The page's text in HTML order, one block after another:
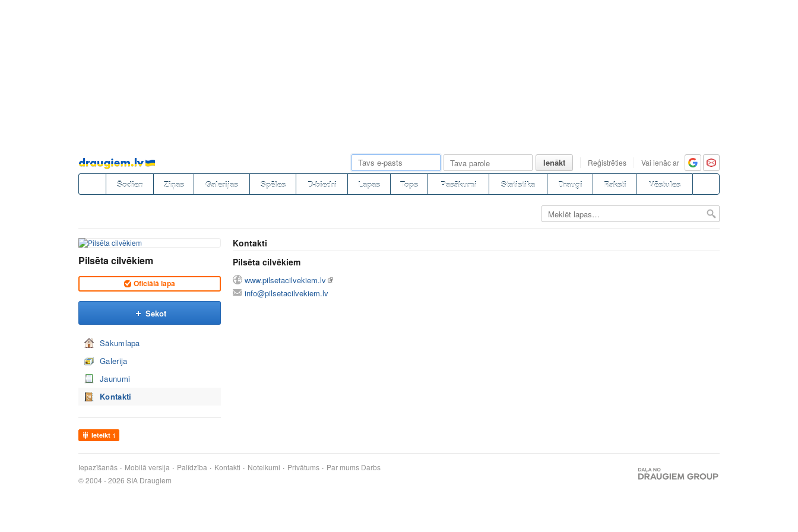
Pāriet
uz
saturu
Ienākt Reģistrēties Vai ienāc ar
Šodien Ziņas Galerijas Spēles D-biedri Lapas Tops Pasākumi Statistika Draugi Raksti Vēstules
Pilsēta cilvēkiem
Oficiālā lapa
Sekot
Sākumlapa
Galerija
Jaunumi
Kontakti
Ieteikt 1
Kontakti
Pilsēta cilvēkiem
www.pilsetacilvekiem.lv
info@pilsetacilvekiem.lv
Iepazīšanās Mobilā versija Palīdzība Kontakti Noteikumi Privātums Par mums Darbs
© 2004 - 2026 SIA Draugiem